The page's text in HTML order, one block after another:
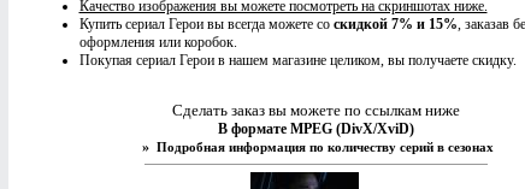
Качество изображения вы можете посмотреть на скриншотах ниже.
Купить сериал Герои вы всегда можете со скидкой 7% и 15%, заказав
оформления или коробок.
Покупая сериал Герои в нашем магазине целиком, вы получаете скидку.
Сделать заказ вы можете по ссылкам ниже
В формате MPEG (DivX/XviD)
» Подробная информация по количеству серий в сезонах